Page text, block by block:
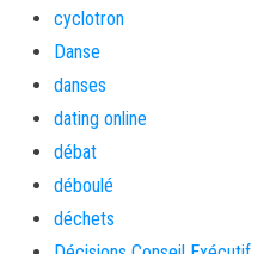
cyclotron
Danse
danses
dating online
débat
déboulé
déchets